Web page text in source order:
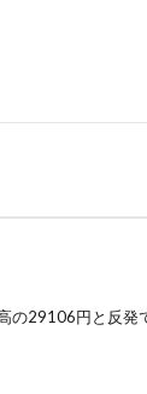
の29106円と反発